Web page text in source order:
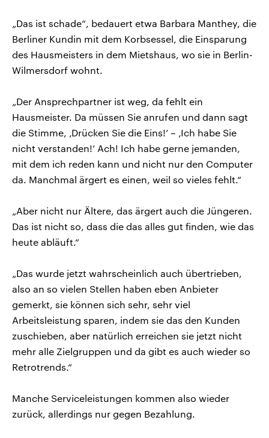
„Das ist schade“, bedauert etwa Barbara Manthey, die
Berliner Kundin mit dem Korbsessel, die Einsparung
des Hausmeisters in dem Mietshaus, wo sie in Berlin-
Wilmersdorf wohnt.
„Der Ansprechpartner ist weg, da fehlt ein
Hausmeister. Da müssen Sie anrufen und dann sagt
die Stimme, ‚Drücken Sie die Eins!’ – ‚Ich habe Sie
nicht verstanden!’ Ach! Ich habe gerne jemanden,
mit dem ich reden kann und nicht nur den Computer
da. Manchmal ärgert es einen, weil so vieles fehlt.“
„Aber nicht nur Ältere, das ärgert auch die Jüngeren.
Das ist nicht so, dass die das alles gut finden, wie das
heute abläuft.“
„Das wurde jetzt wahrscheinlich auch übertrieben,
also an so vielen Stellen haben eben Anbieter
gemerkt, sie können sich sehr, sehr viel
Arbeitsleistung sparen, indem sie das den Kunden
zuschieben, aber natürlich erreichen sie jetzt nicht
mehr alle Zielgruppen und da gibt es auch wieder so
Retrotrends.“
Manche Serviceleistungen kommen also wieder
zurück, allerdings nur gegen Bezahlung.